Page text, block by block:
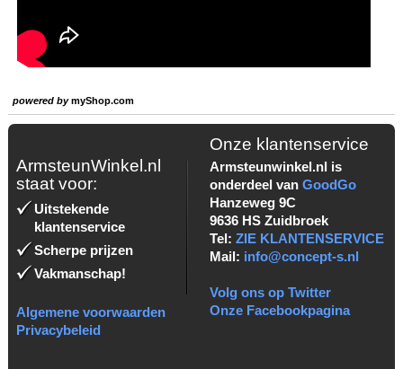
powered bymyShop.com
ArmsteunWinkel.nl
staat voor:
Uitstekende
klantenservice
Scherpe prijzen
Vakmanschap!
Algemene voorwaarden
Privacybeleid
Onze klantenservice
Armsteunwinkel.nl is
onderdeel van GoodGo
Hanzeweg 9C
9636 HS Zuidbroek
Tel: ZIE KLANTENSERVICE
Mail: info@concept-s.nl
Volg ons op Twitter
Onze Facebookpagina